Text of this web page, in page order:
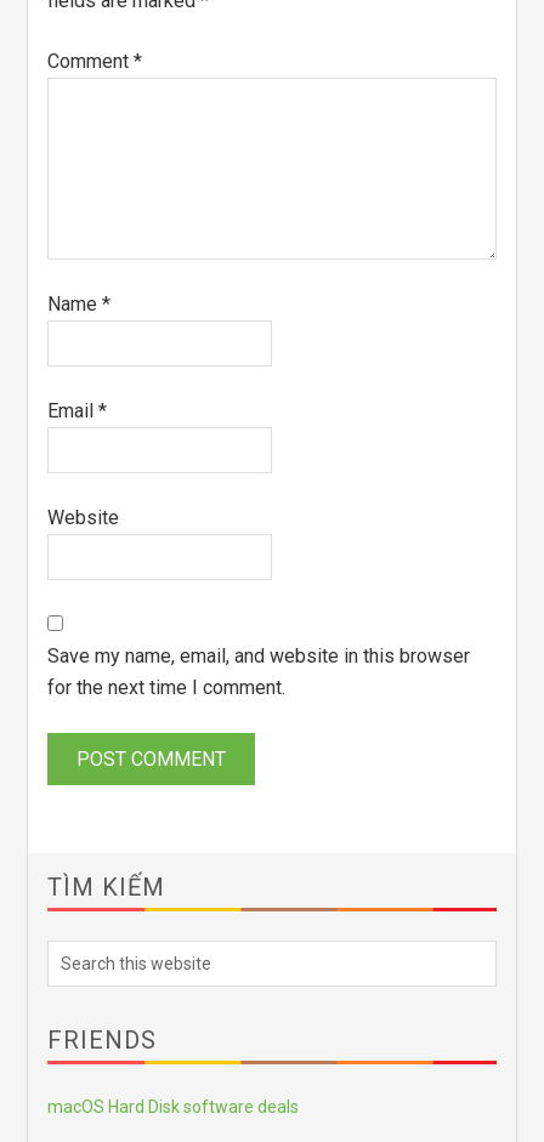
Comment*
Name*
Email*
Website
Save my name, email, and website in this browser
for the next time I comment.
TÌM KIẾM
FRIENDS
macOS Hard Disk software deals